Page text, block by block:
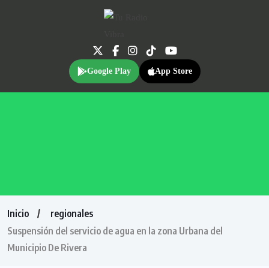
Google Play App Store
Inicio
regionales
Suspensión del servicio de agua en la zona Urbana del
Municipio De Rivera